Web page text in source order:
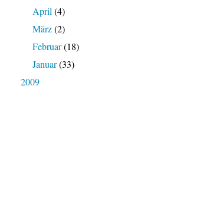
April (4)
März(2)
Februar(18)
Januar(33)
2009